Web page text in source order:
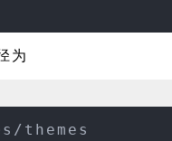
为
themes